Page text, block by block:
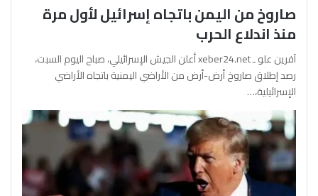
صاروخ من اليمن باتجاه إسرائيل لأول مرة
منذ اندلاع الحرب
آفرين علو ـ xeber24.net أعلن الجيش الإسرائيلي، صباح اليوم السبت،
رصد إطلاق صاروخ أرض-أرض من الأراضي اليمنية باتجاه الأراضي
الإسرائيلية،…